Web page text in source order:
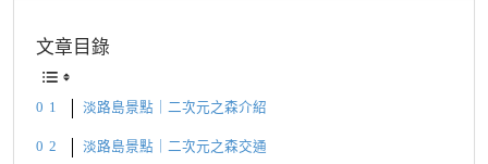
文章目錄
淡路島景點｜二次元之森介紹
淡路島景點｜二次元之森交通